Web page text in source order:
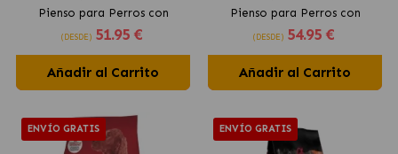
Pienso para Perros con
Pescado y Pollo
(DESDE) 51.95 €
Añadir al Carrito
Pienso para Perros con
Pescado y Pollo
(DESDE) 54.95 €
Añadir al Carrito
ENVÍO GRATIS ENVÍO GRATIS